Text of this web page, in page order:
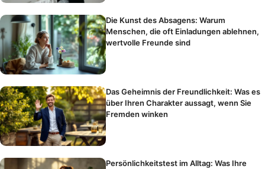
Die Kunst des Absagens: Warum
Menschen, die oft Einladungen ablehnen,
wertvolle Freunde sind
Das Geheimnis der Freundlichkeit: Was es
über Ihren Charakter aussagt, wenn Sie
Fremden winken
Persönlichkeitstest im Alltag: Was Ihre